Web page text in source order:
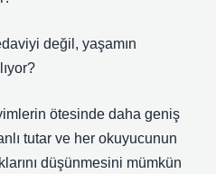
değil, yaşamın
ötesinde daha geniş
tutar ve her okuyucunun
düşünmesini mümkün